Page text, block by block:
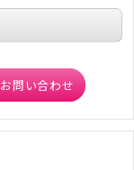
問い合わせ